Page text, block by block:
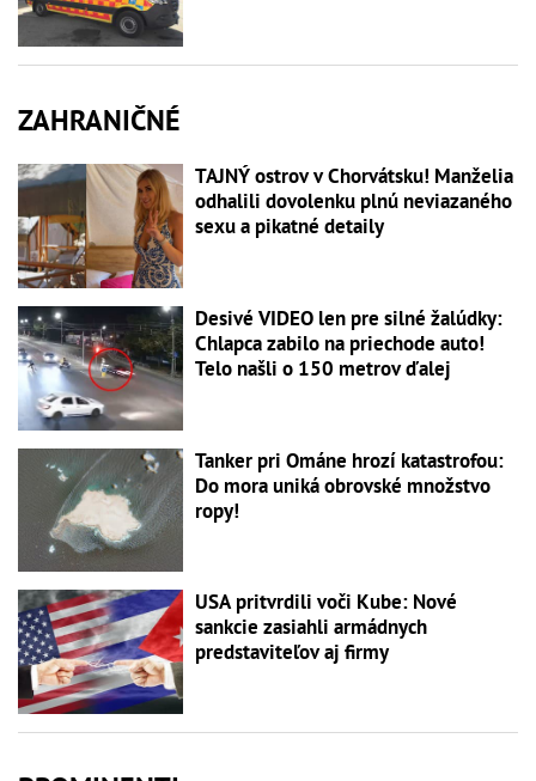
ZAHRANIČNÉ
TAJNÝ ostrov v Chorvátsku! Manželia
odhalili dovolenku plnú neviazaného
sexu a pikatné detaily
Desivé VIDEO len pre silné žalúdky:
Chlapca zabilo na priechode auto!
Telo našli o 150 metrov ďalej
Tanker pri Ománe hrozí katastrofou:
Do mora uniká obrovské množstvo
ropy!
USA pritvrdili voči Kube: Nové
sankcie zasiahli armádnych
predstaviteľov aj firmy